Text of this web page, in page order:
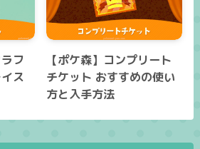
フ
ス
【ポケ森】コンプリート
チケット おすすめの使い
方と入手方法